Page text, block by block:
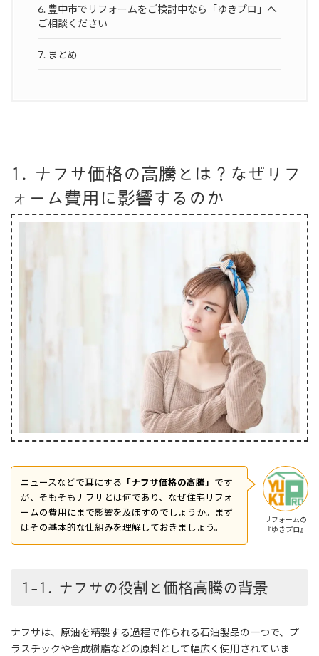
6. 豊中市でリフォームをご検討中なら「ゆきプロ」へ
ご相談ください
7. まとめ
1. ナフサ価格の高騰とは？なぜリフ
ォーム費用に影響するのか
リフォームの
『ゆきプロ』
ニュースなどで耳にする 「ナフサ価格の高騰」 です
が、そもそもナフサとは何であり、なぜ住宅リフォ
ームの費用にまで影響を及ぼすのでしょうか。まず
はその基本的な仕組みを理解しておきましょう。
1-1. ナフサの役割と価格高騰の背景
ナフサは、原油を精製する過程で作られる石油製品の一つで、プ
ラスチックや合成樹脂などの原料として幅広く使用されていま